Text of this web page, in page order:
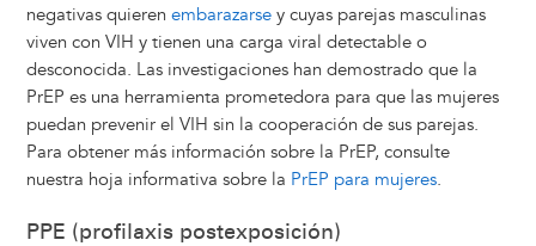
negativas quieren embarazarsey cuyas parejas masculinas
viven con VIH y tienen una carga viral detectable o
desconocida. Las investigaciones han demostrado que la
PrEP es una herramienta prometedora para que las mujeres
puedan prevenir el VIH sin la cooperación de sus parejas.
Para obtener más información sobre la PrEP, consulte
nuestra hoja informativa sobre la PrEP para mujeres.
PPE (profilaxis postexposición)